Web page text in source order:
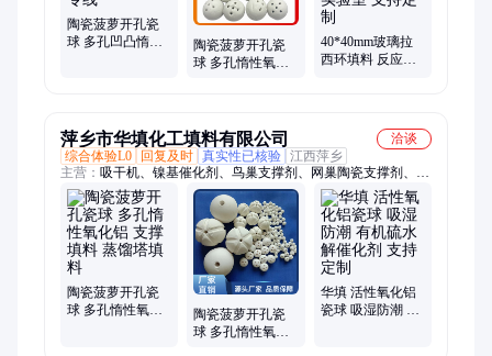
陶瓷菠萝开孔瓷
球 多孔凹凸惰性
陶瓷菠萝开孔瓷
球 多孔惰性氧化
40*40mm玻璃拉
西环填料 反应塔
萍乡市华填化工填料有限公司
洽谈
综合体验L0
回复及时 真实性已核验 江西萍乡
主营： 吸干机、镍基催化剂、鸟巢支撑剂、网巢陶瓷支撑剂、柱
状活性炭、分子筛干燥剂
陶瓷菠萝开孔瓷
球 多孔惰性氧化
陶瓷菠萝开孔瓷
球 多孔惰性氧化
华填 活性氧化铝
瓷球 吸湿防潮 有